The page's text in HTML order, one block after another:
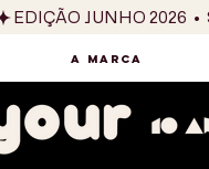
A MARCA